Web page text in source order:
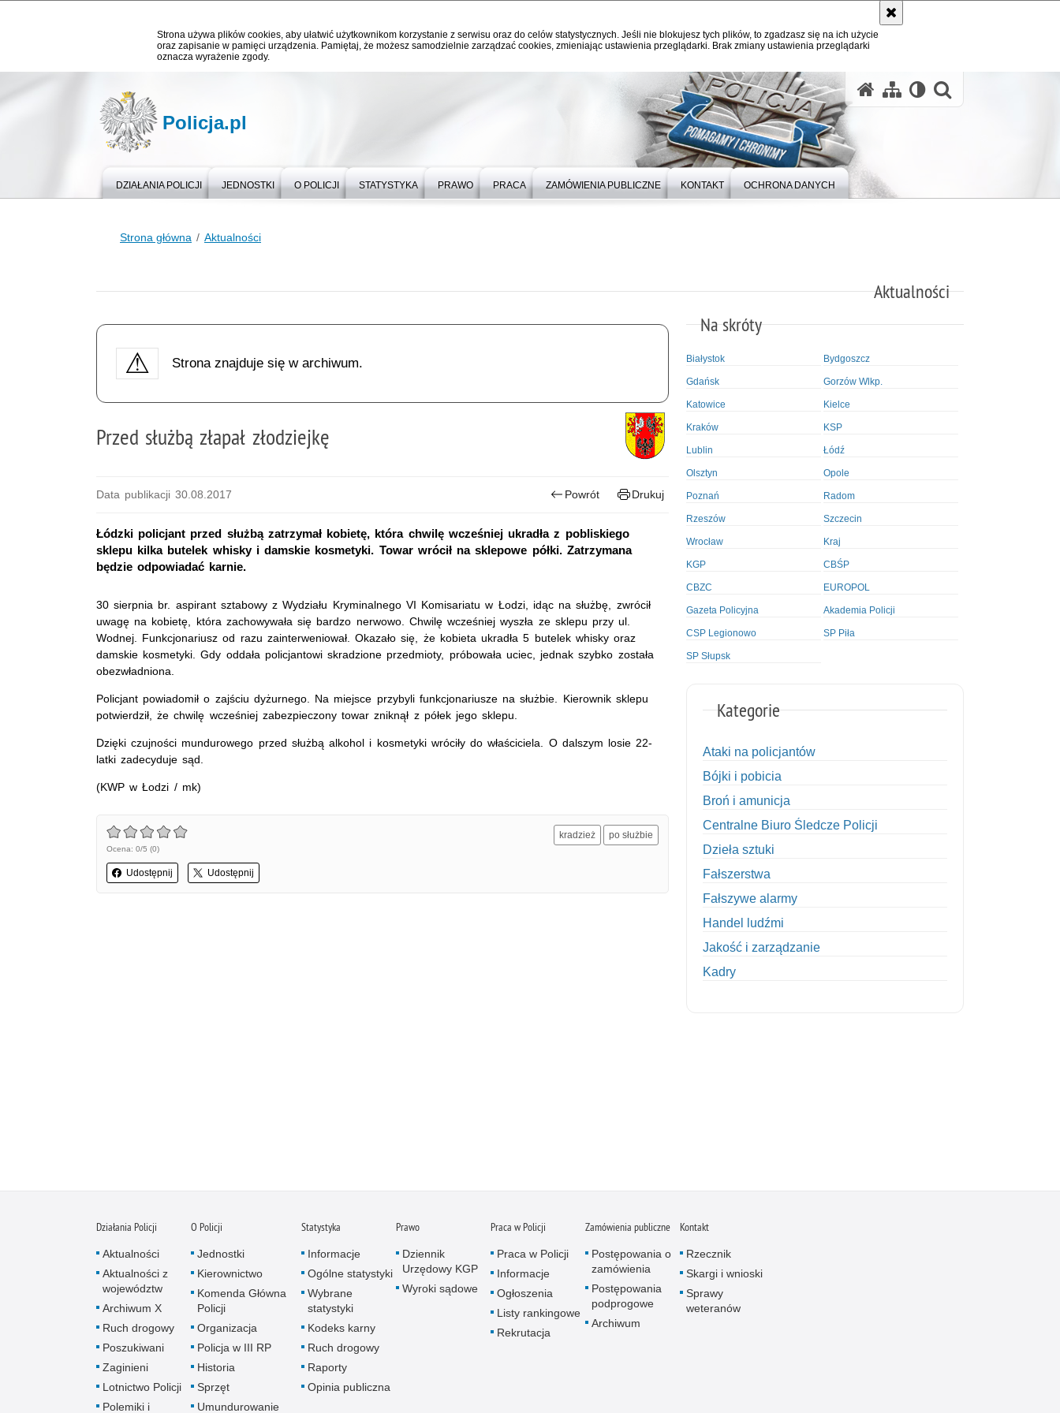
Strona używa plików cookies, aby ułatwić użytkownikom korzystanie z serwisu oraz do celów statystycznych. Jeśli nie blokujesz tych plików, to zgadzasz się na ich użycie
oraz zapisanie w pamięci urządzenia. Pamiętaj, że możesz samodzielnie zarządzać cookies, zmieniając ustawienia przeglądarki. Brak zmiany ustawienia przeglądarki
oznacza wyrażenie zgody.
Policja.pl
DZIAŁANIA POLICJI JEDNOSTKI O POLICJI STATYSTYKA PRAWO PRACA ZAMÓWIENIA PUBLICZNE KONTAKT OCHRONA DANYCH
Strona główna Aktualności
Aktualności
Strona znajduje się w archiwum.
Przed służbą złapał złodziejkę
Data publikacji 30.08.2017 Powrót Drukuj
Łódzki policjant przed służbą zatrzymał kobietę, która chwilę wcześniej ukradła z pobliskiego
sklepu kilka butelek whisky i damskie kosmetyki. Towar wrócił na sklepowe półki. Zatrzymana
będzie odpowiadać karnie.
30 sierpnia br. aspirant sztabowy z Wydziału Kryminalnego VI Komisariatu w Łodzi, idąc na służbę, zwrócił
uwagę na kobietę, która zachowywała się bardzo nerwowo. Chwilę wcześniej wyszła ze sklepu przy ul.
Wodnej. Funkcjonariusz od razu zainterweniował. Okazało się, że kobieta ukradła 5 butelek whisky oraz
damskie kosmetyki. Gdy oddała policjantowi skradzione przedmioty, próbowała uciec, jednak szybko została
obezwładniona.
Policjant powiadomił o zajściu dyżurnego. Na miejsce przybyli funkcjonariusze na służbie. Kierownik sklepu
potwierdził, że chwilę wcześniej zabezpieczony towar zniknął z półek jego sklepu.
Dzięki czujności mundurowego przed służbą alkohol i kosmetyki wróciły do właściciela. O dalszym losie 22-
latki zadecyduje sąd.
(KWP w Łodzi / mk)
Ocena: 0/5 (0)
Udostępnij Udostępnij
kradzież po służbie
Na skróty
Białystok Bydgoszcz
Gdańsk Gorzów Wlkp.
Katowice Kielce
Kraków KSP
Lublin Łódź
Olsztyn Opole
Poznań Radom
Rzeszów Szczecin
Wrocław Kraj
KGP CBŚP
CBZC EUROPOL
Gazeta Policyjna Akademia Policji
CSP Legionowo SP Piła
SP Słupsk
Kategorie
Ataki na policjantów
Bójki i pobicia
Broń i amunicja
Centralne Biuro Śledcze Policji
Dzieła sztuki
Fałszerstwa
Fałszywe alarmy
Handel ludźmi
Jakość i zarządzanie
Kadry
Nietrzeźwi kierujący
Nietrzeźwi opiekunowie
Działania Policji
Aktualności
Aktualności z
województw
Archiwum X
Ruch drogowy
Poszukiwani
Zaginieni
Lotnictwo Policji
Polemiki i
O Policji
Jednostki
Kierownictwo
Komenda Główna
Policji
Organizacja
Policja w III RP
Historia
Sprzęt
Umundurowanie
Statystyka
Informacje
Ogólne statystyki
Wybrane
statystyki
Kodeks karny
Ruch drogowy
Raporty
Opinia publiczna
Prawo
Dziennik
Urzędowy KGP
Wyroki sądowe
Praca w Policji
Praca w Policji
Informacje
Ogłoszenia
Listy rankingowe
Rekrutacja
Zamówienia publiczne
Postępowania o
zamówienia
Postępowania
podprogowe
Archiwum
Kontakt
Rzecznik
Skargi i wnioski
Sprawy
weteranów